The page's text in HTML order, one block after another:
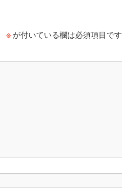
※ が付いている欄は必須項目です